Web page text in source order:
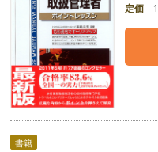
定価
書籍